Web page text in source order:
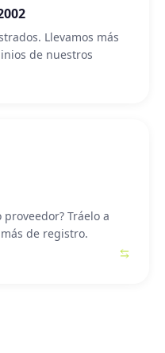
Llevamos más
de nuestros
Tráelo a
de registro.